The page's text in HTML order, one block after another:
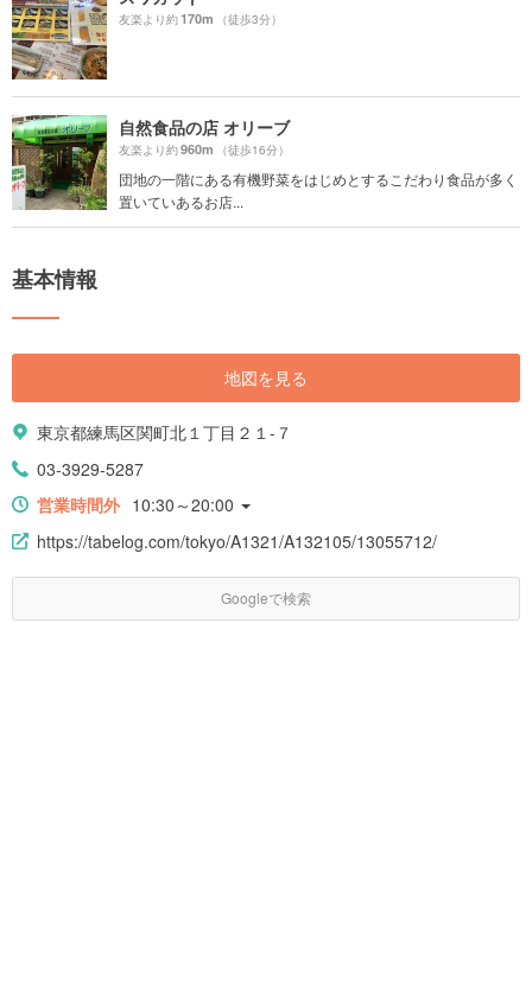
友楽より約170m （徒歩3分）
自然食品の店 オリーブ
友楽より約960m （徒歩16分）
団地の一階にある有機野菜をはじめとするこだわり食品が多く
置いていあるお店...
基本情報
地図を見る
東京都練馬区関町北１丁目２１-７
03-3929-5287
営業時間外 10:30～20:00
https://tabelog.com/tokyo/A1321/A132105/13055712/
Googleで検索